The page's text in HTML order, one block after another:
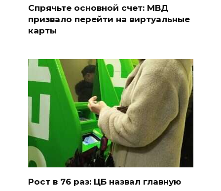
Спрячьте основной счет: МВД
призвало перейти на виртуальные
карты
Рост в 76 раз: ЦБ назвал главную